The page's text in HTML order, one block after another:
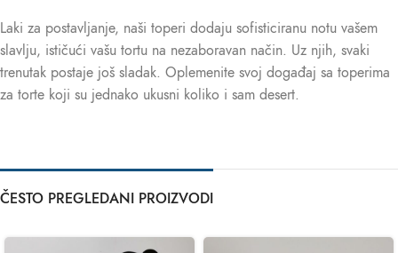
Laki za postavljanje, naši toperi dodaju sofisticiranu notu vašem
slavlju, ističući vašu tortu na nezaboravan način. Uz njih, svaki
trenutak postaje još sladak. Oplemenite svoj događaj sa toperima
za torte koji su jednako ukusni koliko i sam desert.
ČESTO PREGLEDANI PROIZVODI